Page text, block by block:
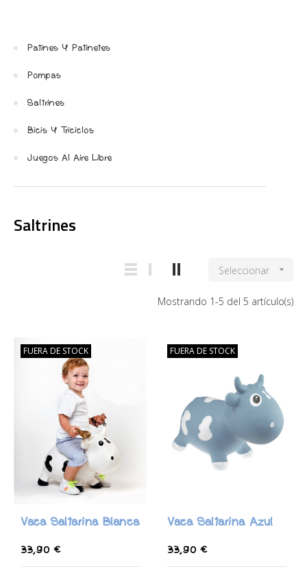
Patines Y Patinetes
Pompas
Saltrines
Bicis Y Triciclos
Juegos Al Aire Libre
Saltrines
Seleccionar 
Mostrando 1-5 del 5 artículo(s)
FUERA DE STOCK
Vaca Saltarina Blanca
33,90 €
FUERA DE STOCK
Vaca Saltarina Azul
33,90 €